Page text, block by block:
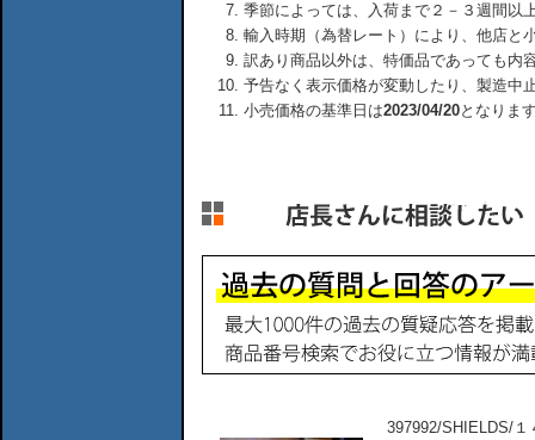
季節によっては、入荷まで２－３週間以
輸入時期（為替レート）により、他店と
訳あり商品以外は、特価品であっても内
予告なく表示価格が変動したり、製造中
小売価格の基準日は2023/04/20となりま
397992/SHIELDS/